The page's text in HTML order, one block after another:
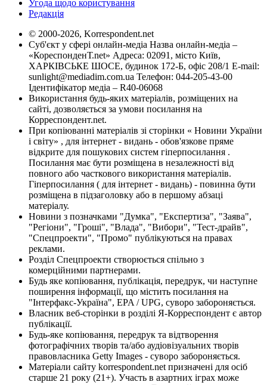
Угода щодо користування
Редакція
© 2000-2026, Korrespondent.net
Суб'єкт у сфері онлайн-медіа Назва онлайн-медіа –
«КореспонденТ.net» Адреса: 02091, місто Київ,
ХАРКІВСЬКЕ ШОСЕ, будинок 172-Б, офіс 208/1 E-mail:
sunlight@mediadim.com.ua Телефон: 044-205-43-00
Ідентифікатор медіа – R40-06068
Використання будь-яких матеріалів, розміщених на
сайті, дозволяється за умови посилання на
Корреспондент.net.
При копіюванні матеріалів зі сторінки « Новини України
і світу» , для інтернет - видань - обов'язкове пряме
відкрите для пошукових систем гіперпосилання .
Посилання має бути розміщена в незалежності від
повного або часткового використання матеріалів.
Гіперпосилання ( для інтернет - видань) - повинна бути
розміщена в підзаголовку або в першому абзаці
матеріалу.
Новини з позначками "Думка", "Експертиза", "Заява",
"Регіони", "Гроші", "Влада", "Вибори", "Тест-драйв",
"Спецпроекти", "Промо" публікуються на правах
реклами.
Розділ Спецпроекти створюється спільно з
комерційними партнерами.
Будь яке копіювання, публікація, передрук, чи наступне
поширення інформації, що містить посилання на
"Інтерфакс-Україна", EPA / UPG, суворо забороняється.
Власник веб-сторінки в розділі Я-Корреспондент є автор
публікації.
Будь-яке копіювання, передрук та відтворення
фотографічних творів та/або аудіовізуальних творів
правовласника Getty Images - суворо забороняється.
Матеріали сайту korrespondent.net призначені для осіб
старше 21 року (21+). Участь в азартних іграх може